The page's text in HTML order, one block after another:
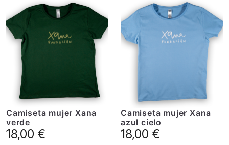
Camiseta mujer Xana
verde
18,00 €
Camiseta mujer Xana
azul cielo
18,00 €